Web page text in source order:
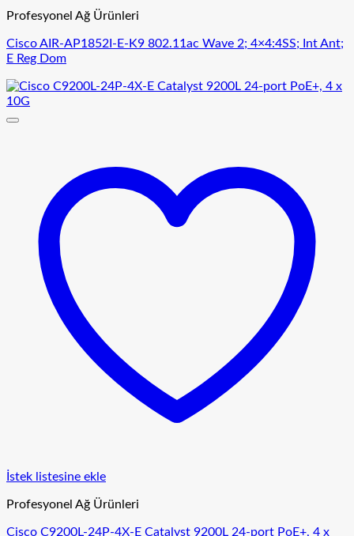
Profesyonel Ağ Ürünleri
Cisco AIR-AP1852I-E-K9 802.11ac Wave 2; 4×4:4SS; Int Ant;
E Reg Dom
İstek listesine ekle
Profesyonel Ağ Ürünleri
Cisco C9200L-24P-4X-E Catalyst 9200L 24-port PoE+, 4 x